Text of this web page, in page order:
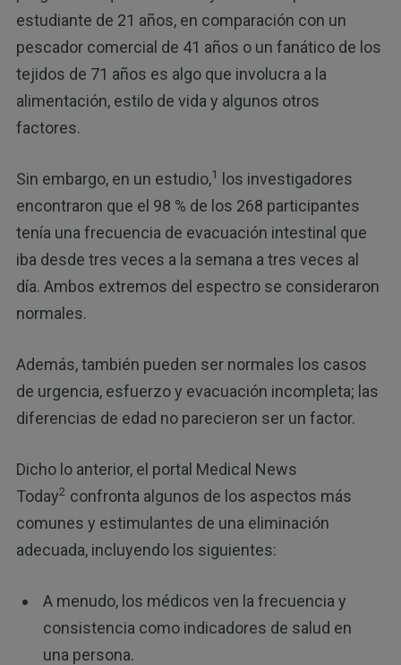
estudiante de 21 años, en comparación con un
pescador comercial de 41 años o un fanático de los
tejidos de 71 años es algo que involucra a la
alimentación, estilo de vida y algunos otros
factores.
Sin embargo, en un estudio,1 los investigadores
encontraron que el 98 % de los 268 participantes
tenía una frecuencia de evacuación intestinal que
iba desde tres veces a la semana a tres veces al
día. Ambos extremos del espectro se consideraron
normales.
Además, también pueden ser normales los casos
de urgencia, esfuerzo y evacuación incompleta; las
diferencias de edad no parecieron ser un factor.
Dicho lo anterior, el portal Medical News
Today2 confronta algunos de los aspectos más
comunes y estimulantes de una eliminación
adecuada, incluyendo los siguientes:
A menudo, los médicos ven la frecuencia y
consistencia como indicadores de salud en
una persona.